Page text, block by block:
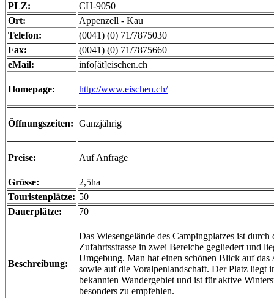
PLZ:
CH-9050
Ort:
Appenzell - Kau
Telefon:
(0041) (0) 71/7875030
Fax:
(0041) (0) 71/7875660
eMail:
info[ät]eischen.ch
Homepage: http://www.eischen.ch/
Öffnungszeiten: Ganzjährig
Preise: Auf Anfrage
Grösse:
2,5ha
Touristenplätze: 50
Dauerplätze:
70
Beschreibung:
Das Wiesengelände des Campingplatzes ist durch
Zufahrtsstrasse in zwei Bereiche gegliedert und
Umgebung. Man hat einen schönen Blick auf das
sowie auf die Voralpenlandschaft. Der Platz liegt
bekannten Wandergebiet und ist für aktive
besonders zu empfehlen.